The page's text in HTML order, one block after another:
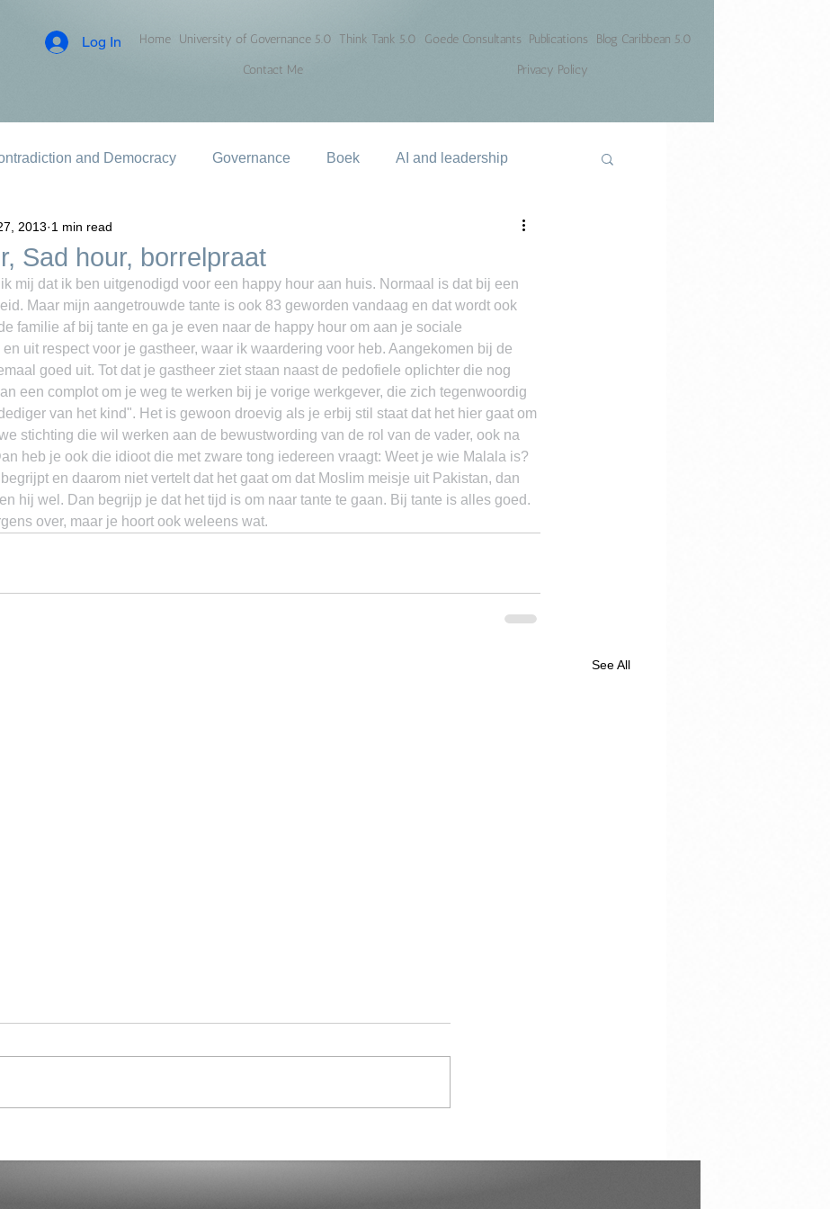
Log In Home University of Governance 5.0 Think Tank 5.0 Goede Consultants Publications
Blog Caribbean 5.0
Contact Me
Privacy Policy
and Democracy Governance Boek AI and leadership
Sad hour, borrelpraat
2013 1 min read
mij dat ik ben uitgenodigd voor een happy hour aan huis. Normaal is dat bij een
Maar mijn aangetrouwde tante is ook 83 geworden vandaag en dat wordt ook
familie af bij tante en ga je even naar de happy hour om aan je sociale
uit respect voor je gastheer, waar ik waardering voor heb. Aangekomen bij de
goed uit. Tot dat je gastheer ziet staan naast de pedofiele oplichter die nog
een complot om je weg te werken bij je vorige werkgever, die zich tegenwoordig
van het kind". Het is gewoon droevig als je erbij stil staat dat het hier gaat om
stichting die wil werken aan de bewustwording van de rol van de vader, ook na
heb je ook die idioot die met zware tong iedereen vraagt: Weet je wie Malala is?
en daarom niet vertelt dat het gaat om dat Moslim meisje uit Pakistan, dan
hij wel. Dan begrijp je dat het tijd is om naar tante te gaan. Bij tante is alles goed.
over, maar je hoort ook weleens wat.
See All
the Next Two Years
Curaçao in Our Hearts